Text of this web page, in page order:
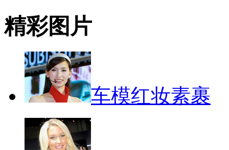
精彩图片
车模红妆素裹